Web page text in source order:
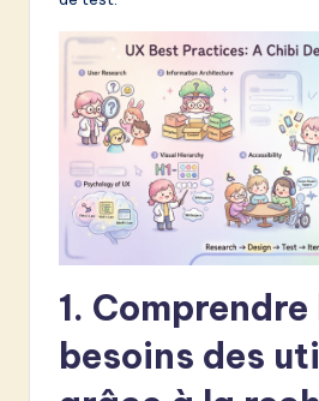
1. Comprendre
besoins des